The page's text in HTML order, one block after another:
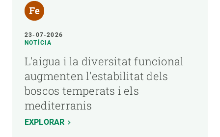
23-07-2026
NOTÍCIA
L'aigua i la diversitat funcional
augmenten l'estabilitat dels
boscos temperats i els
mediterranis
EXPLORAR